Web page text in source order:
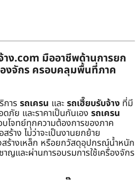
าง.com มืออาชีพด้านการยก
งจักร ครอบคลุมพื้นที่ภาค
าร รถเครน และรถเฮี๊ยบรับจ้าง ที่มี
ภัย และราคาเป็นกันเอง รถเครน
โจทย์ทุกความต้องการของภาค
ร้าง ไม่ว่าจะเป็นงานยกย้าย
สร้างเหล็ก หรือยกวัสดุอุปกรณ์น้ำหนัก
าญและผ่านการอบรมการใช้เครื่องจักร